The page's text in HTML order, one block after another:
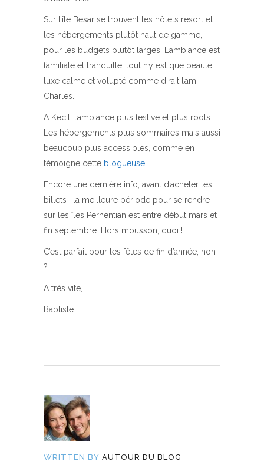
Sur l’île Besar se trouvent les hôtels resort et
les hébergements plutôt haut de gamme,
pour les budgets plutôt larges. L’ambiance est
familiale et tranquille, tout n’y est que beauté,
luxe calme et volupté comme dirait l’ami
Charles.
A Kecil, l’ambiance plus festive et plus roots.
Les hébergements plus sommaires mais aussi
beaucoup plus accessibles, comme en
témoigne cette blogueuse.
Encore une dernière info, avant d’acheter les
billets : la meilleure période pour se rendre
sur les îles Perhentian est entre début mars et
fin septembre. Hors mousson, quoi !
C’est parfait pour les fêtes de fin d’année, non
?
A très vite,
Baptiste
WRITTEN BY AUTOUR DU BLOG